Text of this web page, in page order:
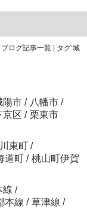
ログ記事一覧 | タグ:城
陽市 / 八幡市 /
京区 / 栗東市
川東町 /
道町 / 桃山町伊賀
線 /
本線 / 草津線 /